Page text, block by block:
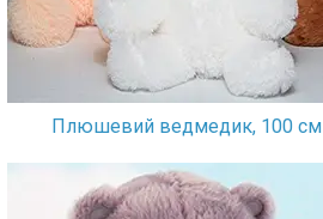
Плюшевий ведмедик, 100 см